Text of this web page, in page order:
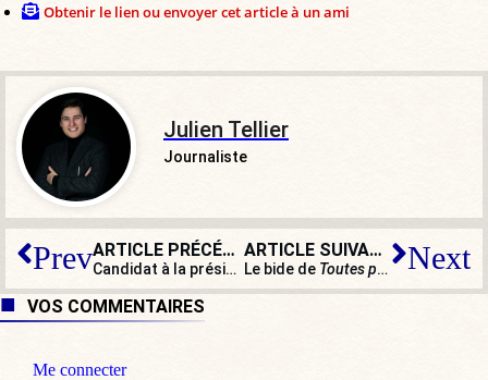
Obtenir le lien ou envoyer cet article à un ami
Julien Tellier
Journaliste
Prev ARTICLE PRÉCÉDENT
Candidat à la présidence de LR, Bruno Retailleau veut rassembler la droite
ARTICLE SUIVANT
Le bide de Toutes pour une : la
Next
VOS COMMENTAIRES
Me connecter